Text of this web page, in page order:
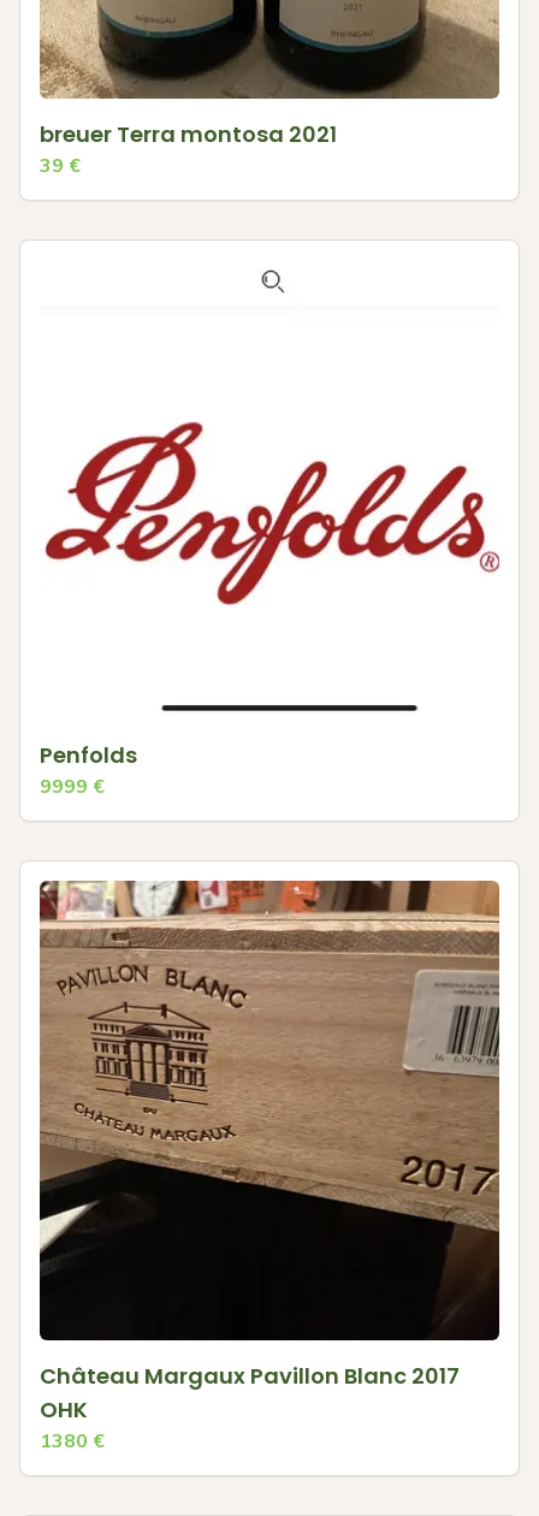
breuer Terra montosa 2021
39 €
Penfolds
9999 €
Château Margaux Pavillon Blanc 2017
OHK
1380 €